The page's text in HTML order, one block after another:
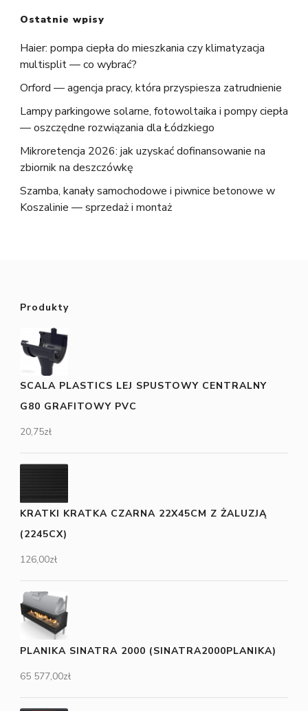
Ostatnie wpisy
Haier: pompa ciepła do mieszkania czy klimatyzacja
multisplit — co wybrać?
Orford — agencja pracy, która przyspiesza zatrudnienie
Lampy parkingowe solarne, fotowoltaika i pompy ciepła
— oszczędne rozwiązania dla Łódzkiego
Mikroretencja 2026: jak uzyskać dofinansowanie na
zbiornik na deszczówkę
Szamba, kanały samochodowe i piwnice betonowe w
Koszalinie — sprzedaż i montaż
Produkty
SCALA PLASTICS LEJ SPUSTOWY CENTRALNY
G80 GRAFITOWY PVC
20,75zł
KRATKI KRATKA CZARNA 22X45CM Z ŻALUZJĄ
(2245CX)
126,00zł
PLANIKA SINATRA 2000 (SINATRA2000PLANIKA)
65 577,00zł